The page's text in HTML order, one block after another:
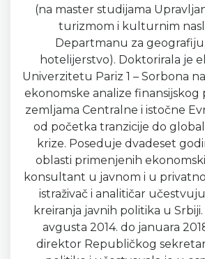
(na master studijama
turizmom i kulturnim
Departmanu za
hotelijerstvo). Doktorirala je
Univerzitetu Pariz 1 – Sorbona
ekonomske analize finansijskog
zemljama Centralne i istočne
od početka tranzicije do
krize. Poseduje dvadeset
oblasti primenjenih
konsultant u javnom i u
istraživač i analitičar
kreiranja javnih politika u
avgusta 2014. do januara
direktor Republičkog